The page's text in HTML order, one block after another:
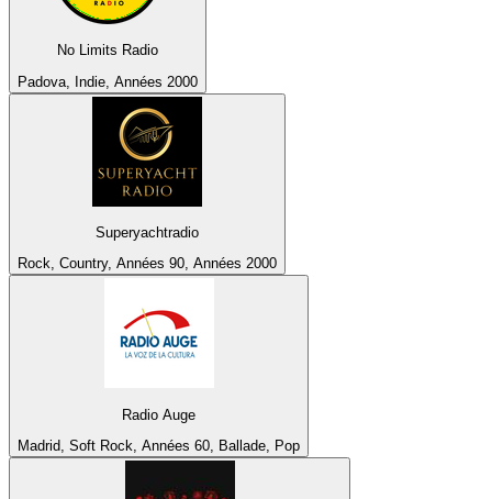
No Limits Radio
Padova, Indie, Années 2000
Superyachtradio
Rock, Country, Années 90, Années 2000
Radio Auge
Madrid, Soft Rock, Années 60, Ballade, Pop